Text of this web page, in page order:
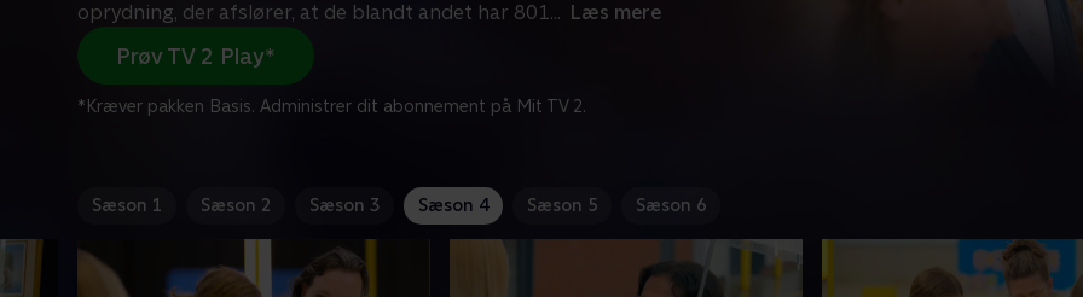
oprydning, der afslører, at de blandt andet har 801... Læs mere
Prøv TV 2 Play*
*Kræver pakken Basis. Administrer dit abonnement på Mit TV 2.
Sæson 1 Sæson 2 Sæson 3 Sæson 4 Sæson 5 Sæson 6